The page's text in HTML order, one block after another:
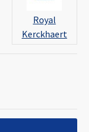
Royal
Kerckhaert